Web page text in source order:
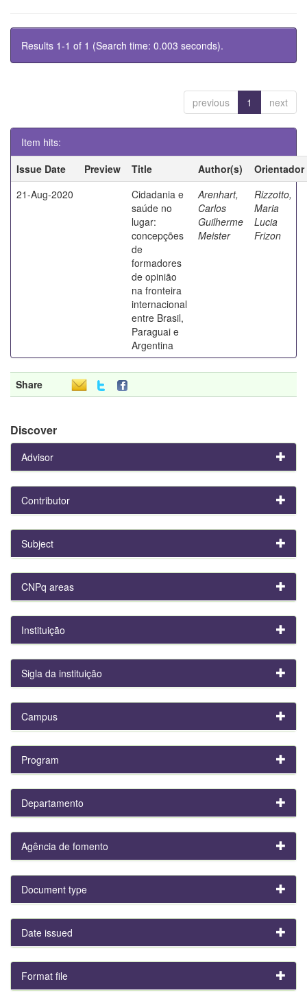
Results 1-1 of 1 (Search time: 0.003 seconds).
previous 1 next
Item hits:
Issue Date
Preview Title Author(s)
Orientador
21-Aug-2020
Cidadania e
saúde no
lugar:
concepções
de
formadores
de opinião
na fronteira
internacional
entre Brasil,
Paraguai e
Argentina
Arenhart,
Carlos
Guilherme
Meister
Rizzotto,
Maria
Lucia
Frizon
Share
Discover
Advisor
Contributor
Subject
CNPq areas
Instituição
Sigla da instituição
Campus
Program
Departamento
Agência de fomento
Document type
Date issued
Format file